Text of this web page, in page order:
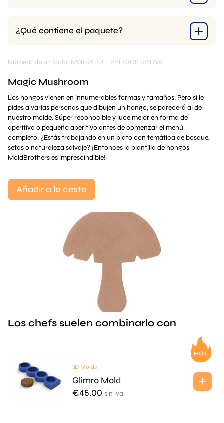
¿Qué contiene el paquete?
Número de artículo: M08-74154 PRECIOS SIN IVA
Magic Mushroom
Los hongos vienen en innumerables formas y tamaños. Pero si le
pides a varias personas que dibujen un hongo, se parecerá al de
nuestro molde. Súper reconocible y luce mejor en forma de
aperitivo o pequeño aperitivo antes de comenzar el menú
completo. ¿Estás trabajando en un plato con temática de bosque,
setas o naturaleza salvaje? ¡Entonces la plantilla de hongos
MoldBrothers es imprescindible!
Añadir a la cesta
Los chefs suelen combinarlo con
3D Molds
Glimro Mold
€45.00 sin iva